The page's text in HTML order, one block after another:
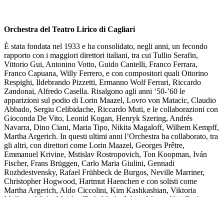
Orchestra del Teatro Lirico di Cagliari
È stata fondata nel 1933 e ha consolidato, negli anni, un fecondo
rapporto con i maggiori direttori italiani, tra cui Tullio Serafin,
Vittorio Gui, Antonino Votto, Guido Cantelli, Franco Ferrara,
Franco Capuana, Willy Ferrero, e con compositori quali Ottorino
Respighi, Ildebrando Pizzetti, Ermanno Wolf Ferrari, Riccardo
Zandonai, Alfredo Casella. Risalgono agli anni ‘50-’60 le
apparizioni sul podio di Lorin Maazel, Lovro von Matacic, Claudio
Abbado, Sergiu Celibidache, Riccardo Muti, e le collaborazioni con
Gioconda De Vito, Leonid Kogan, Henryk Szering, Andrés
Navarra, Dino Ciani, Maria Tipo, Nikita Magaloff, Wilhem Kempff,
Martha Argerich. In questi ultimi anni l’Orchestra ha collaborato, tra
gli altri, con direttori come Lorin Maazel, Georges Prêtre,
Emmanuel Krivine, Mstislav Rostropovich, Ton Koopman, Iván
Fischer, Frans Brüggen, Carlo Maria Giulini, Gennadi
Rozhdestvensky, Rafael Frühbeck de Burgos, Neville Marriner,
Christopher Hogwood, Hartmut Haenchen e con solisti come
Martha Argerich, Aldo Ciccolini, Kim Kashkashian, Viktoria